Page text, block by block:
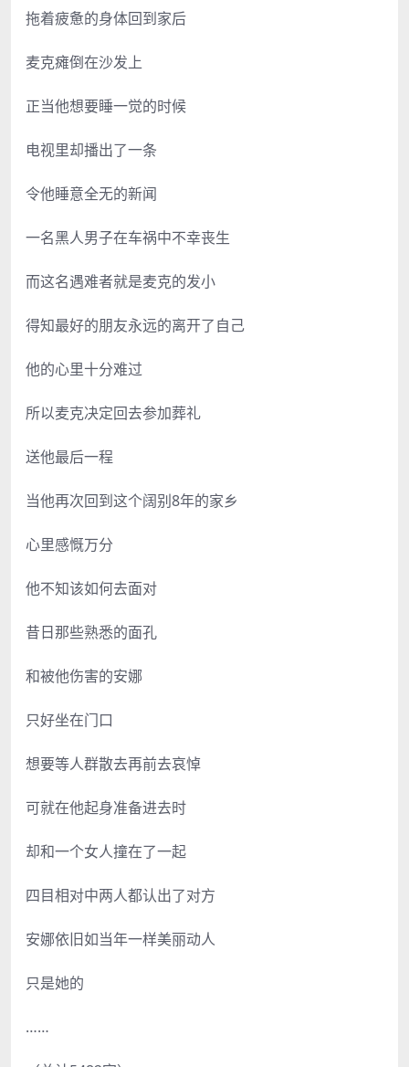
拖着疲惫的身体回到家后
麦克瘫倒在沙发上
正当他想要睡一觉的时候
电视里却播出了一条
令他睡意全无的新闻
一名黑人男子在车祸中不幸丧生
而这名遇难者就是麦克的发小
得知最好的朋友永远的离开了自己
他的心里十分难过
所以麦克决定回去参加葬礼
送他最后一程
当他再次回到这个阔别8年的家乡
心里感慨万分
他不知该如何去面对
昔日那些熟悉的面孔
和被他伤害的安娜
只好坐在门口
想要等人群散去再前去哀悼
可就在他起身准备进去时
却和一个女人撞在了一起
四目相对中两人都认出了对方
安娜依旧如当年一样美丽动人
只是她的
……